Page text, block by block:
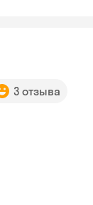
3 отзыва